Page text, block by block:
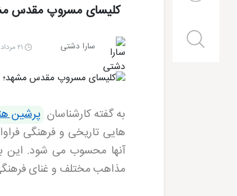
کلیسای مسروپ مقدس مشهد؛ عیسی
سارا دشتی ۲۱ مرداد ۱۴۰۴ | ۱۵:۱۱
به گفته کارشناسان پرشین
هایی تاریخی و فرهنگی
آنها محسوب می شود. این
مذاهب مختلف و غنای
هتل الماس 2 مشهد